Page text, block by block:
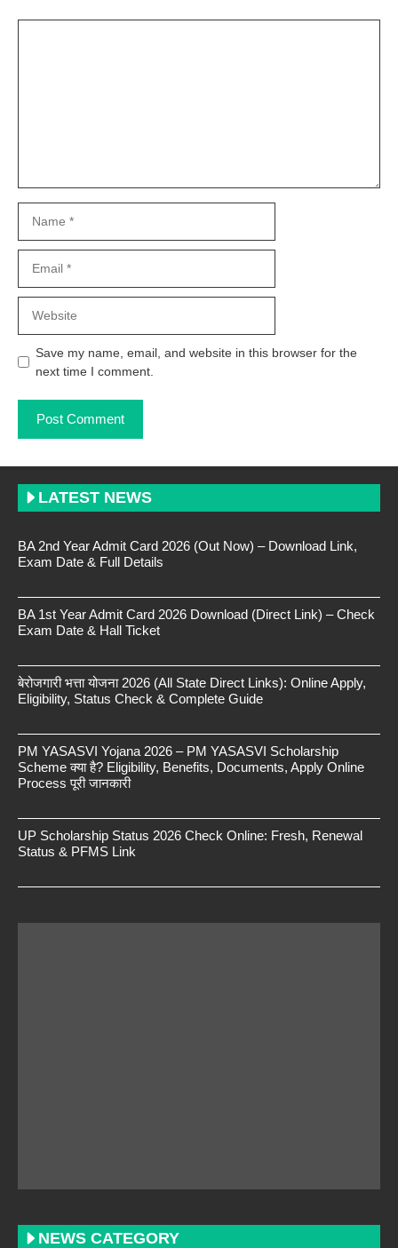
Save my name, email, and website in this browser for the
next time I comment.
LATEST NEWS
BA 2nd Year Admit Card 2026 (Out Now) – Download Link,
Exam Date & Full Details
BA 1st Year Admit Card 2026 Download (Direct Link) – Check
Exam Date & Hall Ticket
बेरोजगारी भत्ता योजना 2026 (All State Direct Links): Online Apply,
Eligibility, Status Check & Complete Guide
PM YASASVI Yojana 2026 – PM YASASVI Scholarship
Scheme क्या है? Eligibility, Benefits, Documents, Apply Online
Process पूरी जानकारी
UP Scholarship Status 2026 Check Online: Fresh, Renewal
Status & PFMS Link
NEWS CATEGORY